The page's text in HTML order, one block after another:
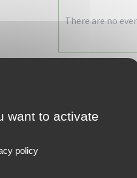
There are no
VOS
CENTRE
CAISSE DES
want to activate
policy